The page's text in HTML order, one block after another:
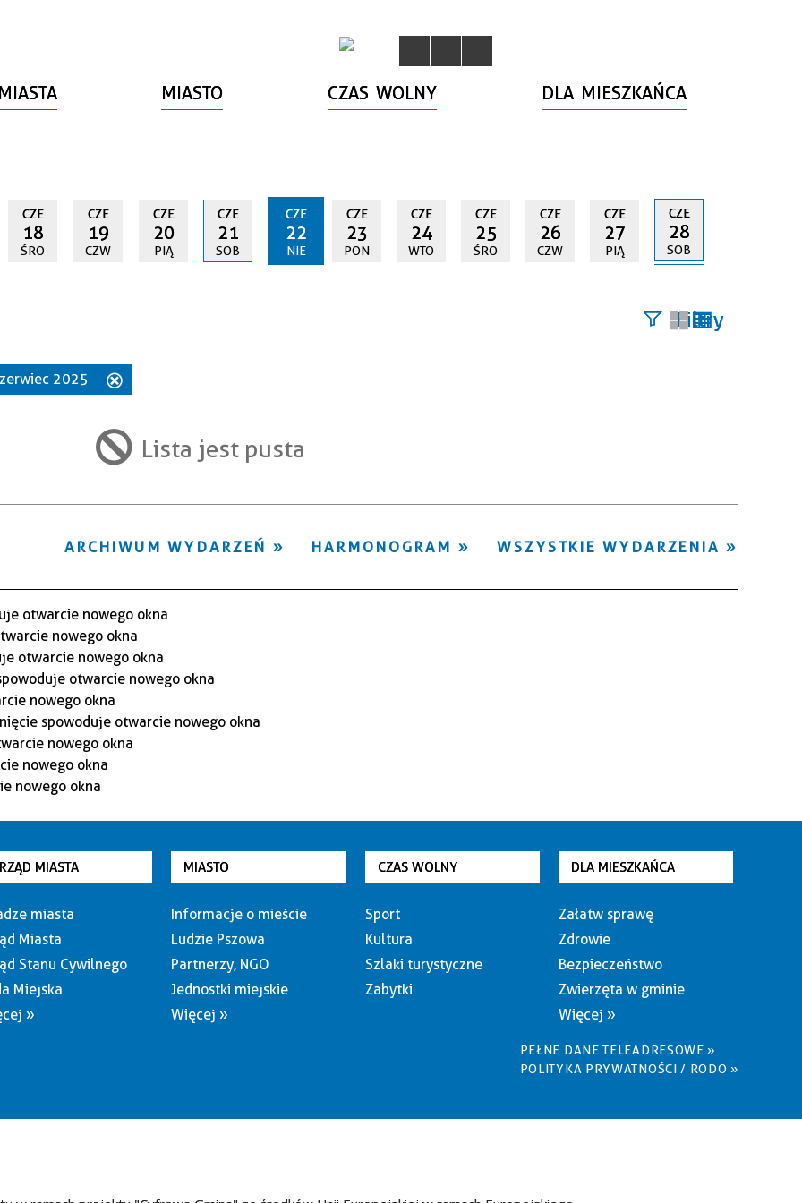
MIASTO CZAS WOLNY DLA MIESZKAŃCA
CZE
18
ŚRO
CZE
19
CZW
CZE
20
PIĄ
CZE
21
SOB
CZE
22
NIE
CZE
23
PON
CZE
24
WTO
CZE
25
ŚRO
CZE
26
CZW
CZE
27
PIĄ
CZE
28
SOB
Filtry
Miejsce
2025
filtr
Lista jest pusta
WSZYSTKIE WYDARZENIA
HARMONOGRAM
ARCHIWUM WYDARZEŃ
MIASTA
miasta
Miasta
Stanu Cywilnego
Miejska
»
MIASTO
Informacje o mieście
Ludzie Pszowa
Partnerzy, NGO
Jednostki miejskie
Więcej »
CZAS WOLNY
Sport
Kultura
Szlaki turystyczne
Zabytki
DLA MIESZKAŃCA
Załatw sprawę
Zdrowie
Bezpieczeństwo
Zwierzęta w gminie
Więcej »
PEŁNE DANE TELEADRESOWE »
POLITYKA PRYWATNOŚCI / RODO »